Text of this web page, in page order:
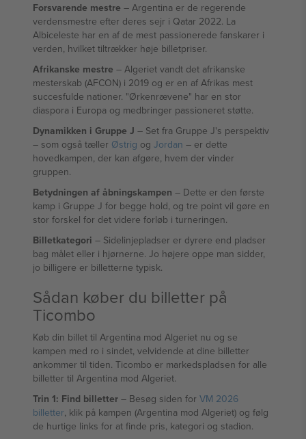
Forsvarende mestre – Argentina er de regerende
verdensmestre efter deres sejr i Qatar 2022. La
Albiceleste har en af de mest passionerede fanskarer i
verden, hvilket tiltrækker høje billetpriser.
Afrikanske mestre – Algeriet vandt det afrikanske
mesterskab (AFCON) i 2019 og er en af Afrikas mest
succesfulde nationer. "Ørkenrævene" har en stor
diaspora i Europa og medbringer passioneret støtte.
Dynamikken i Gruppe J – Set fra Gruppe J's perspektiv
– som også tæller Østrig og Jordan – er dette
hovedkampen, der kan afgøre, hvem der vinder
gruppen.
Betydningen af åbningskampen – Dette er den første
kamp i Gruppe J for begge hold, og tre point vil gøre en
stor forskel for det videre forløb i turneringen.
Billetkategori – Sidelinjepladser er dyrere end pladser
bag målet eller i hjørnerne. Jo højere oppe man sidder,
jo billigere er billetterne typisk.
Sådan køber du billetter på
Ticombo
Køb din billet til Argentina mod Algeriet nu og se
kampen med ro i sindet, velvidende at dine billetter
ankommer til tiden. Ticombo er markedspladsen for alle
billetter til Argentina mod Algeriet.
Trin 1: Find billetter – Besøg siden for VM 2026
billetter, klik på kampen (Argentina mod Algeriet) og følg
de hurtige links for at finde pris, kategori og stadion.